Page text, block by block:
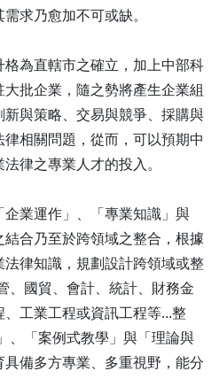
求乃愈加不可或缺。
為直轄市之確立，加上中部科
批企業，隨之勢將產生企業組
與策略、交易與競爭、採購與
相關問題，從而，可以預期中
律之專業人才的投入。
業運作」、「專業知識」與
結合乃至於跨領域之整合，根據
律知識，規劃設計跨領域或整
、國貿、會計、統計、財務金
工業工程或資訊工程等...整
、「案例式教學」與「理論與
備多方專業、多重視野，能分